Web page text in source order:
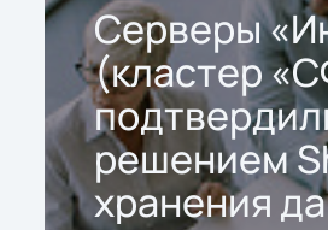
Серверы
(кластер
решением
хранения